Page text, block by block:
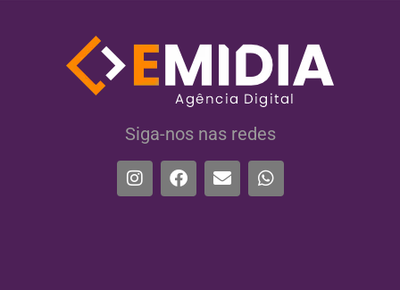
Siga-nos nas redes​